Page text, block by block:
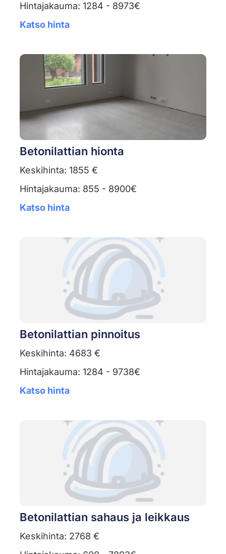
Hintajakauma: 1284 - 8973€
Katso hinta
Betonilattian hionta
Keskihinta: 1855 €
Hintajakauma: 855 - 8900€
Katso hinta
Betonilattian pinnoitus
Keskihinta: 4683 €
Hintajakauma: 1284 - 9738€
Katso hinta
Betonilattian sahaus ja leikkaus
Keskihinta: 2768 €